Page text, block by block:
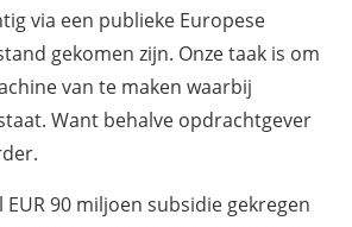
via een publieke Europese
gekomen zijn. Onze taak is om
van te maken waarbij
Want behalve opdrachtgever
90 miljoen subsidie gekregen